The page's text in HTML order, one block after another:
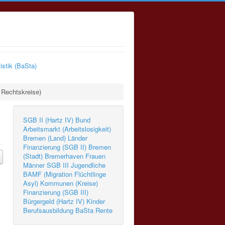
(BaSta)
SGB II (Hartz IV) Bund
Arbeitsmarkt (Arbeitslosigkeit)
Bremen (Land) Länder
Finanzierung (SGB II) Bremen
(Stadt) Bremerhaven Frauen
Männer SGB III Jugendliche
BAMF (Migration Flüchtlinge
Asyl) Kommunen (Kreise)
Finanzierung (SGB III)
Bürgergeld (Hartz IV) Kinder
Berufsausbildung BaSta Rente